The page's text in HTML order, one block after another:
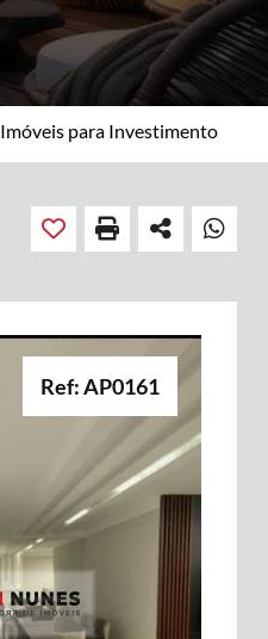
Imóveis para Investimento
Ref: AP0161